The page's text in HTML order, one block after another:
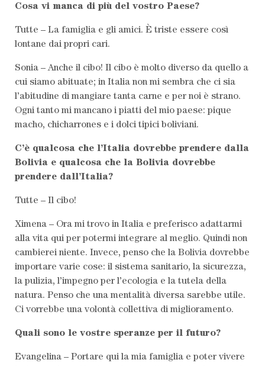
Cosa vi manca di più del vostro Paese?
Tutte – La famiglia e gli amici. È triste essere così
lontane dai propri cari.
Sonia – Anche il cibo! Il cibo è molto diverso da quello a
cui siamo abituate; in Italia non mi sembra che ci sia
l’abitudine di mangiare tanta carne e per noi è strano.
Ogni tanto mi mancano i piatti del mio paese: pique
macho, chicharrones e i dolci tipici boliviani.
C’è qualcosa che l’Italia dovrebbe prendere dalla
Bolivia e qualcosa che la Bolivia dovrebbe
prendere dall’Italia?
Tutte – Il cibo!
Ximena – Ora mi trovo in Italia e preferisco adattarmi
alla vita qui per potermi integrare al meglio. Quindi non
cambierei niente. Invece, penso che la Bolivia dovrebbe
importare varie cose: il sistema sanitario, la sicurezza,
la pulizia, l’impegno per l’ecologia e la tutela della
natura. Penso che una mentalità diversa sarebbe utile.
Ci vorrebbe una volontà collettiva di miglioramento.
Quali sono le vostre speranze per il futuro?
Evangelina – Portare qui la mia famiglia e poter vivere